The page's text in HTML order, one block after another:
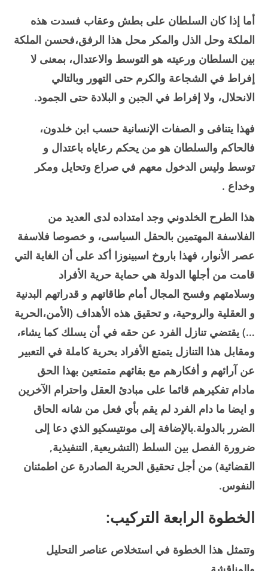
أما إذا كان السلطان على بطش وعقاب فسدت هذه
الملكة وحل الذل والمكر محل هذا الرفق،فحسن الملكة
بين السلطان ورعيته هو التوسط والاعتدال، بمعنى لا
إفراط في الشجاعة والكرم حتى التهور وبالتالي
الانحلال، ولا إفراط في الجبن و البلادة حتى الجمود.
فهذا يتنافى و الصفات الإنسانية حسب ابن خلدون،
فالحاكم والسلطان هو من يحكم رعاياه باعتدال و
توسط وليس الدخول معهم في صراع وتحايل ومكر
وخداع .
هذا الطرح الخلدوني وجد امتداده لدى العديد من
الفلاسفة المهتمين بالحقل السياسى، و خصوصا فلاسفة
عصر الأنوار، فهذا باروخ اسبينوزا أكد على أن الغاية التي
قامت من أجلها الدولة هي حماية حرية الأفراد
وسلامتهم وفسح المجال أمام طاقاتهم و قدراتهم البدنية
و العقلية والروحية، و تحقيق هذه الأهداف (الأمن،الحرية
…) يقتضي تنازل الفرد عن حقه في أن يسلك كما يشاء،
ومقابل هذا التنازل يتمتع الأفراد بحرية كاملة في التعبير
عن آرائهم و أفكارهم مع بقائهم متمتعين بهذا الحق
مادام تفكيرهم قائما على مبادئ العقل واحترام الآخرين
و ايضا ما دام الفرد لم يقم بأي فعل من شانه الحاق
الضرر بالدولة.بالإضافة إلى مونتيسكيو الذي دعا إلى
ضرورة الفصل بين السلط (التشريعية, التنفيذية,
القضائية) من أجل تحقيق الحرية الصادرة عن اطمئنان
النفوس.
الخطوة الرابعة التركيب:
وتتمثل هذا الخطوة في استخلاص عناصر التحليل